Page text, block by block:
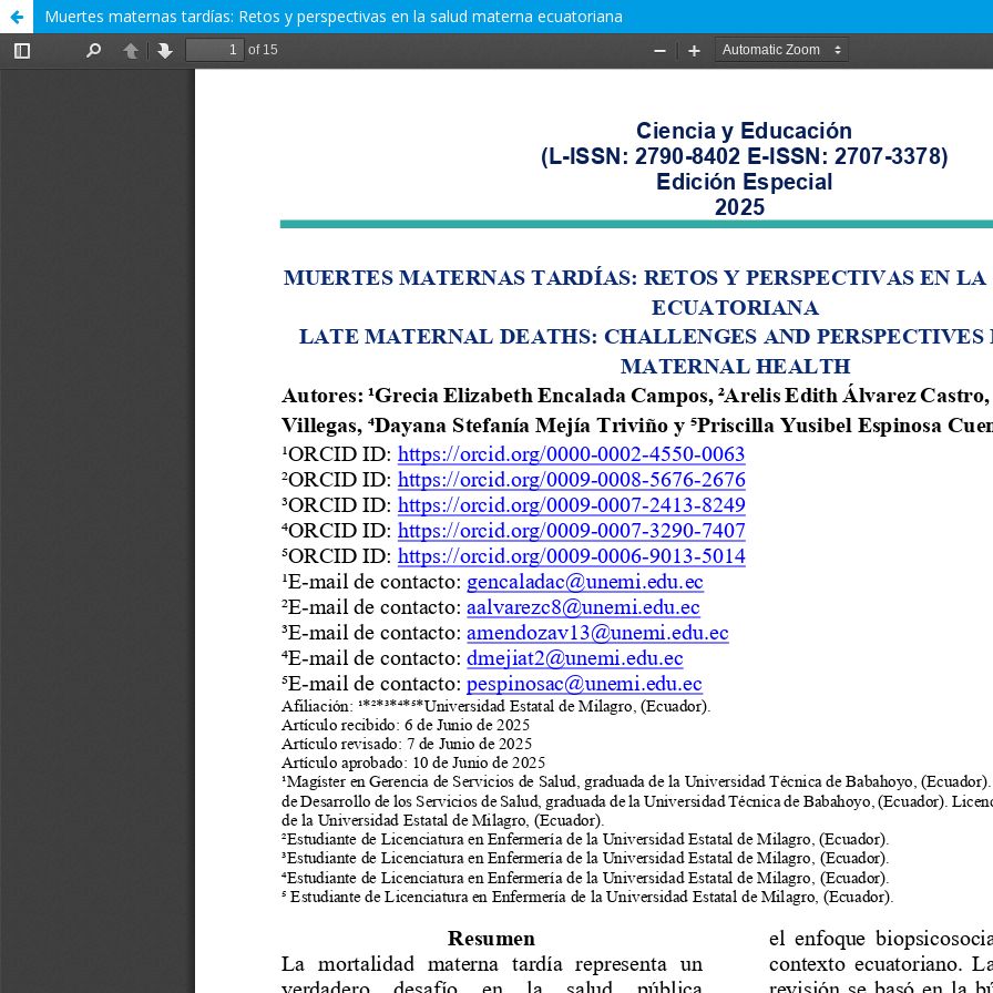
Muertes maternas tardías: Retos y perspectivas en la salud materna ecuatoriana